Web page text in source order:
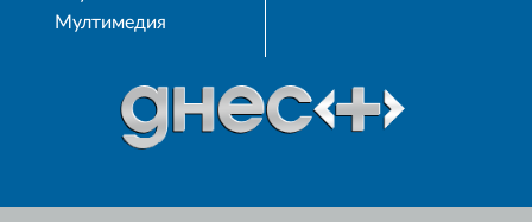
Мултимедия